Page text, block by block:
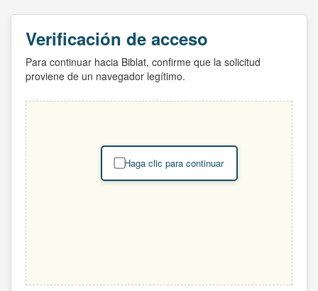
Verificación de acceso
Para continuar hacia Biblat, confirme que la solicitud
proviene de un navegador legítimo.
Haga clic para continuar